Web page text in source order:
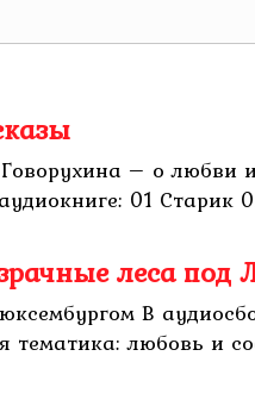
– о
01
леса под
В
любовь и